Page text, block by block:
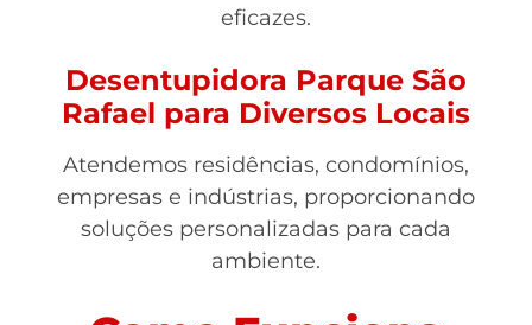
eficazes.
Desentupidora Parque São
Rafael para Diversos Locais
Atendemos residências, condomínios,
empresas e indústrias, proporcionando
soluções personalizadas para cada
ambiente.